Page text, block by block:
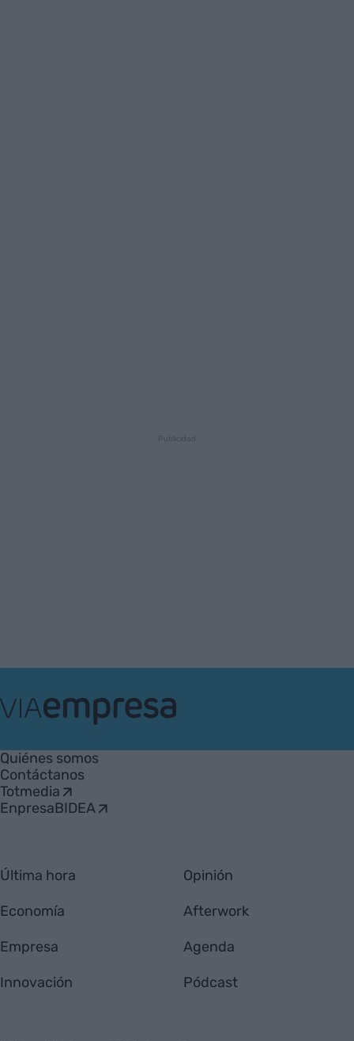
Empresa
Quiénes somos
Contáctanos
Totmedia
EnpresaBIDEA
Última hora
Economía
Empresa
Innovación
Opinión
Afterwork
Agenda
Pódcast